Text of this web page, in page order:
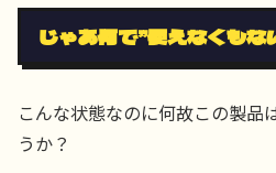
じゃあ何で”使えなくもな
こんな状態なのに何故この製品
うか？